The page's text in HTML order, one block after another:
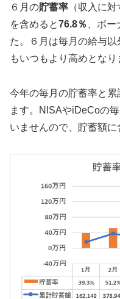
６月の貯蓄率 （収入に
を含めると76.8％ 、ボ
た。６月は毎月の給与
もいつもより高めとなり
今年の毎月の貯蓄率と
ます。NISAやiDeCoの
いませんので、貯蓄額に